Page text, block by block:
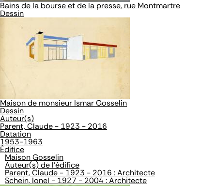
Bains de la bourse et de la presse, rue Montmartre
Dessin
Maison de monsieur Ismar Gosselin
Dessin
Auteur(s)
Parent, Claude - 1923 - 2016
Datation
1953-1963
Édifice
Maison Gosselin
Auteur(s) de l'édifice
Parent, Claude - 1923 - 2016 : Architecte
Schein, Ionel - 1927 - 2004 : Architecte